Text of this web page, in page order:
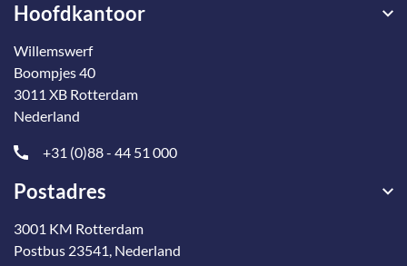
Hoofdkantoor
Willemswerf
Boompjes 40
3011 XB Rotterdam
Nederland
+31 (0)88 - 44 51 000
Postadres
3001 KM Rotterdam
Postbus 23541, Nederland